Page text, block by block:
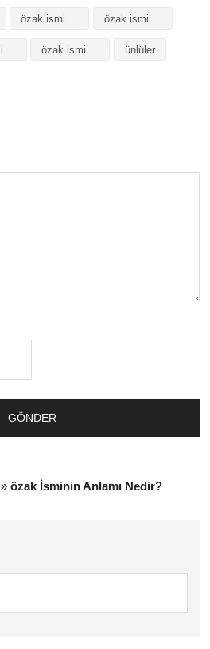
özak isminin kökeni özak isminin numerolojisi ünlüler
»özak İsminin Anlamı Nedir?